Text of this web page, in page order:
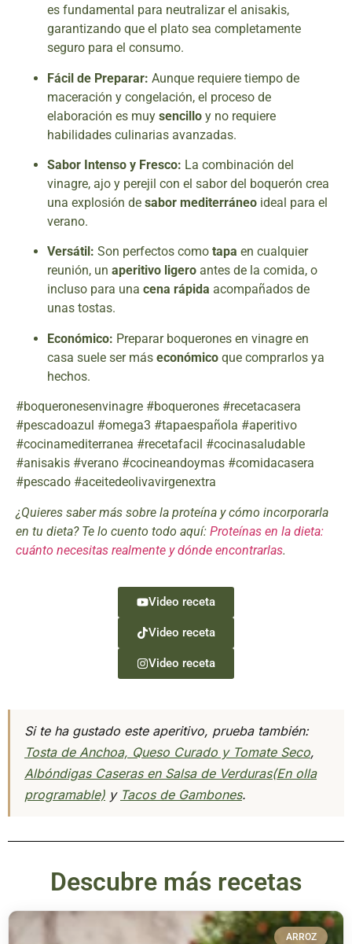
es fundamental para neutralizar el anisakis,
garantizando que el plato sea completamente
seguro para el consumo.
Fácil de Preparar: Aunque requiere tiempo de
maceración y congelación, el proceso de
elaboración es muy sencillo y no requiere
habilidades culinarias avanzadas.
Sabor Intenso y Fresco: La combinación del
vinagre, ajo y perejil con el sabor del boquerón crea
una explosión de sabor mediterráneo ideal para el
verano.
Versátil: Son perfectos como tapa en cualquier
reunión, un aperitivo ligero antes de la comida, o
incluso para una cena rápida acompañados de
unas tostas.
Económico: Preparar boquerones en vinagre en
casa suele ser más económico que comprarlos ya
hechos.
#boqueronesenvinagre #boquerones #recetacasera
#pescadoazul #omega3 #tapaespañola #aperitivo
#cocinamediterranea #recetafacil #cocinasaludable
#anisakis #verano #cocineandoymas #comidacasera
#pescado #aceitedeolivavirgenextra
¿Quieres saber más sobre la proteína y cómo incorporarla
en tu dieta? Te lo cuento todo aquí: Proteínas en la dieta:
cuánto necesitas realmente y dónde encontrarlas.
Video receta
Video receta
Video receta
Si te ha gustado este aperitivo, prueba también:
Tosta de Anchoa, Queso Curado y Tomate Seco,
Albóndigas Caseras en Salsa de Verduras(En olla
programable) y Tacos de Gambones.
Descubre más recetas
ARROZ